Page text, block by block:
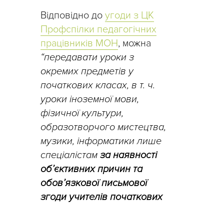
Відповідно до угоди з ЦК
Профспілки педагогічних
працівників МОН, можна
“передавати уроки з
окремих предметів у
початкових класах, в т. ч.
уроки іноземної мови,
фізичної культури,
образотворчого мистецтва,
музики, інформатики лише
спеціалістам за наявності
об’єктивних причин та
обов’язкової письмової
згоди учителів початкових